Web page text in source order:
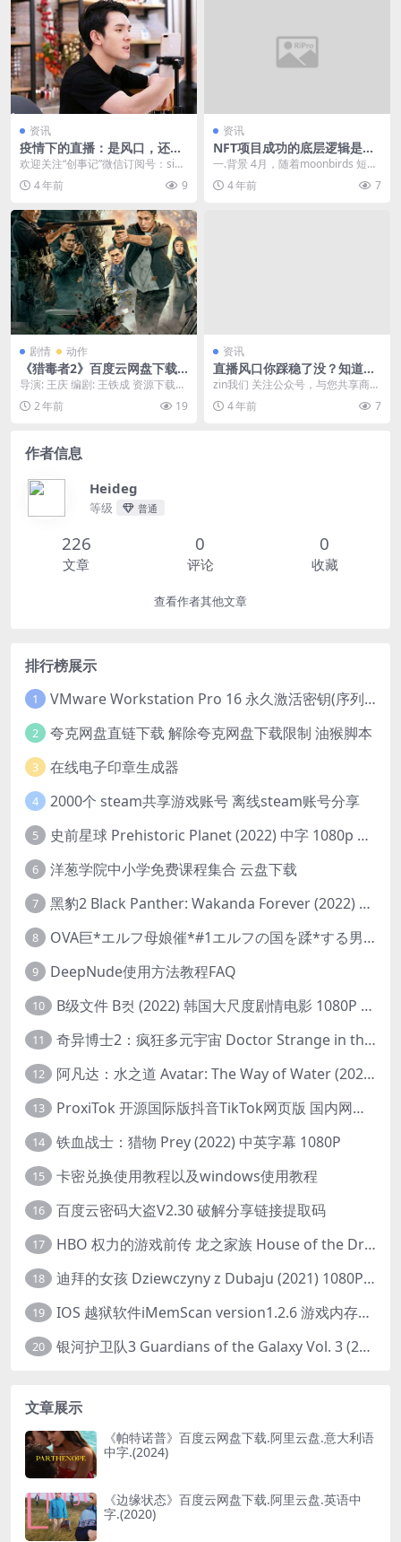
资讯
疫情下的直播：是风口，还是
无聊经济？
欢迎关注“创事记”微信订阅号：sina
chuangshiji 文/显微故事 来源...
4 年前 9
资讯
NFT项目成功的底层逻辑是什
么？非蓝筹NFT项目怎么破
局？
一.背景 4月，随着moonbirds 短时
间破纪录交易额引爆市场，bayc土
地...4 年前 7
剧情 动作
《猎毒者2》百度云网盘下载.
阿里云盘.国语中字.(2024)
导演: 王庆 编剧: 王铁成 资源下载：
猎毒者2下载阿里云盘,百度云盘,夸
克下载...
2 年前 19
资讯
直播风口你踩稳了没？知道这
些助你变现！
zin我们 关注公众号，与您共享商业
女性魅力 新商業女性 in Japan 未
来...4 年前 7
作者信息
Heideg
等级 普通
226
文章
0
评论
0
收藏
查看作者其他文章
排行榜展示
1 VMware Workstation Pro 16 永久激活密钥(序列号)
2 夸克网盘直链下载 解除夸克网盘下载限制 油猴脚本
3 在线电子印章生成器
4 2000个 steam共享游戏账号 离线steam账号分享
5 史前星球 Prehistoric Planet (2022) 中字 1080p 高清 阿里云盘 2022.5.27已更新全集
6 洋葱学院中小学免费课程集合 云盘下载
7 黑豹2 Black Panther: Wakanda Forever (2022) 高清版
8 OVA巨*エルフ母娘催*#1エルフの国を蹂*する男。汚された女王と姫
9 DeepNude使用方法教程FAQ
10 B级文件 B컷 (2022) 韩国大尺度剧情电影 1080P 中字
11 奇异博士2：疯狂多元宇宙 Doctor Strange in the Multiverse of Madness (2022) 高清版1080p
12 阿凡达：水之道 Avatar: The Way of Water (2022) 1080p 2k 4k 中文字幕
13 ProxiTok 开源国际版抖音TikTok网页版 国内网络直连
14 铁血战士：猎物 Prey (2022) 中英字幕 1080P
15 卡密兑换使用教程以及windows使用教程
16 百度云密码大盗V2.30 破解分享链接提取码
17 HBO 权力的游戏前传 龙之家族 House of the Dragon (2022) 中字 1080P 更新4集
18 迪拜的女孩 Dziewczyny z Dubaju (2021) 1080P 中字
19 IOS 越狱软件iMemScan version1.2.6 游戏内存修改器
20 银河护卫队3 Guardians of the Galaxy Vol. 3 (2023)4K高清资源1080p只分享精品
文章展示
《帕特诺普》百度云网盘下载.阿里云盘.意大利语
中字.(2024)
《边缘状态》百度云网盘下载.阿里云盘.英语中
字.(2020)